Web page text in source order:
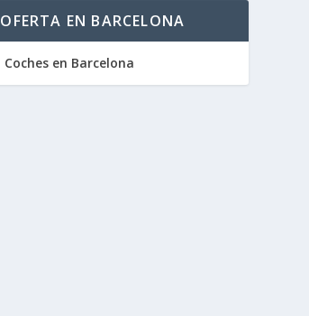
OFERTA EN BARCELONA
Coches en Barcelona